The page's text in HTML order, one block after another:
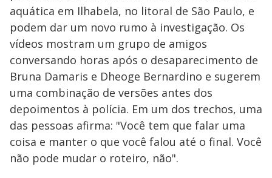
aquática em Ilhabela, no litoral de São Paulo, e
podem dar um novo rumo à investigação. Os
vídeos mostram um grupo de amigos
conversando horas após o desaparecimento de
Bruna Damaris e Dheoge Bernardino e sugerem
uma combinação de versões antes dos
depoimentos à polícia. Em um dos trechos, uma
das pessoas afirma: "Você tem que falar uma
coisa e manter o que você falou até o final. Você
não pode mudar o roteiro, não".